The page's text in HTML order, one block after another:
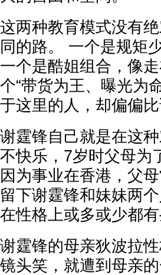
这两种教育模式没有
同的路。 一个是规矩
一个是酷姐组合，像
个“带货为王、曝光为
于这里的人，却偏偏比
谢霆锋自己就是在这
不快乐，7岁时父母为
因为事业在香港，父
留下谢霆锋和妹妹两
在性格上或多或少都有
谢霆锋的母亲狄波拉
镜头笑，就遭到母亲